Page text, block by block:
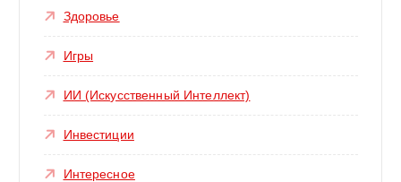
Здоровье
Игры
ИИ (Искусственный Интеллект)
Инвестиции
Интересное